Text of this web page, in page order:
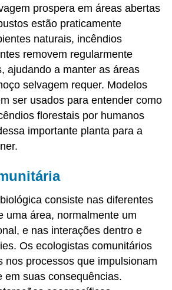
prospera em áreas abertas
estão praticamente
naturais, incêndios
removem regularmente
ajudando a manter as áreas
selvagem requer. Modelos
ser usados para entender como
florestais por humanos
importante planta para a
consiste nas diferentes
uma área, normalmente um
e nas interações dentro e
Os ecologistas comunitários
nos processos que impulsionam
em suas consequências.